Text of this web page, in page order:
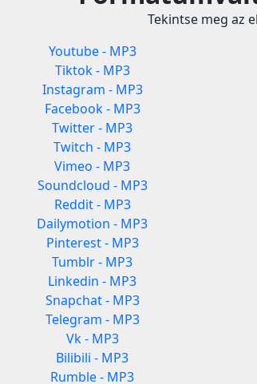
Tekintse meg az
Youtube - MP3
Tiktok - MP3
Instagram - MP3
Facebook - MP3
Twitter - MP3
Twitch - MP3
Vimeo - MP3
Soundcloud - MP3
Reddit - MP3
Dailymotion - MP3
Pinterest - MP3
Tumblr - MP3
Linkedin - MP3
Snapchat - MP3
Telegram - MP3
Vk - MP3
Bilibili - MP3
Rumble - MP3